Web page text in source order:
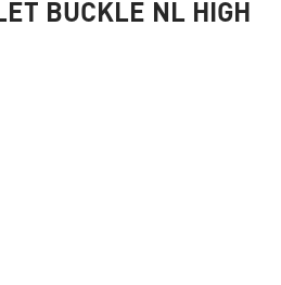
BUCKLE NL HIGH